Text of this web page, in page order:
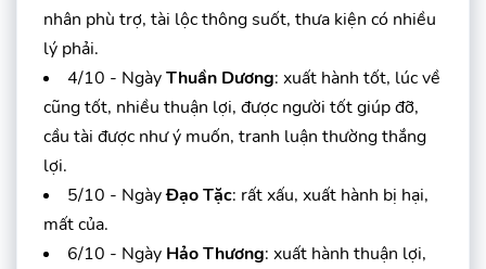
nhân phù trợ, tài lộc thông suốt, thưa kiện có nhiều
lý phải.
4/10 - NgàyThuần Dương: xuất hành tốt, lúc về
cũng tốt, nhiều thuận lợi, được người tốt giúp đỡ,
cầu tài được như ý muốn, tranh luận thường thắng
lợi.
5/10 - NgàyĐạo Tặc: rất xấu, xuất hành bị hại,
mất của.
6/10 - Ngày Hảo Thương: xuất hành thuận lợi,